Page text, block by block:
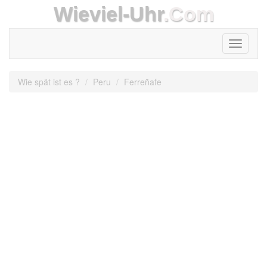
Wieviel-Uhr.Com
Toggle
Wie spät ist es ? Peru Ferreñafe